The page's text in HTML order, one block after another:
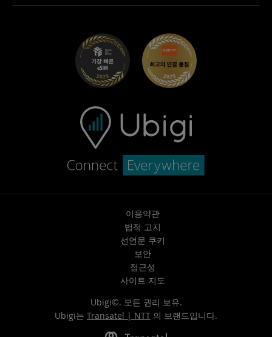
Maserati용 Ubigi
이용약관
법적 고지
선언문 쿠키
보안
접근성
사이트 지도
Ubigi©. 모든 권리 보유.
Ubigi는 Transatel | NTT 의 브랜드입니다.